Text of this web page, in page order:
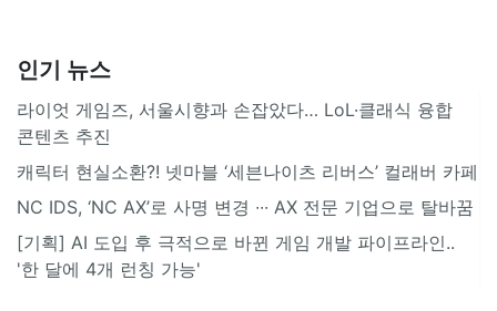
인기 뉴스
라이엇 게임즈, 서울시향과 손잡았다… LoL·클래식 융합
콘텐츠 추진
캐릭터 현실소환?! 넷마블 ‘세븐나이츠 리버스’ 컬래버 카페
NC IDS, ‘NC AX’로 사명 변경 ∙∙∙ AX 전문 기업으로 탈바꿈
[기획] AI 도입 후 극적으로 바뀐 게임 개발 파이프라인..
'한 달에 4개 런칭 가능'